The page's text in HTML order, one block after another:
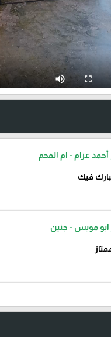
عزام - ام الفحم
فيك
ابو مويس - جنين